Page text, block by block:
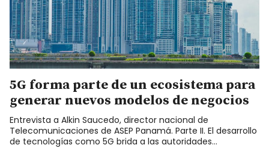
5G forma parte de un ecosistema para
generar nuevos modelos de negocios
Entrevista a Alkin Saucedo, director nacional de
Telecomunicaciones de ASEP Panamá. Parte II. El desarrollo
de tecnologías como 5G brida a las autoridades…